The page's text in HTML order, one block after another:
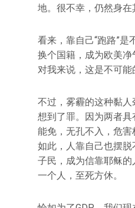
地。很不幸，仍然身在
看来，靠自己“跑路”
换个国籍，成为欧美净
对我来说，这是不可能
不过，雾霾的这种黏
想到了罪。因为两者
能免，无孔不入，危
如此，人靠自己也摆
子民，成为信靠耶稣
一个人，至死方休。